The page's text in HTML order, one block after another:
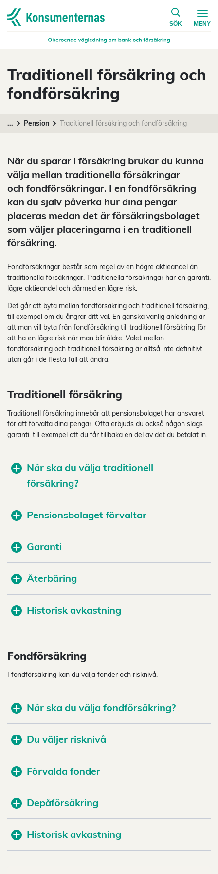
Navigera till startsidan
SÖK
på
MENY
Traditionell försäkring och
fondförsäkring
... Pension Traditionell försäkring och fondförsäkring
När du sparar i försäkring brukar du kunna
välja mellan traditionella försäkringar
och fondförsäkringar. I en fondförsäkring
kan du själv påverka hur dina pengar
placeras medan det är försäkringsbolaget
som väljer placeringarna i en traditionell
försäkring.
Fondförsäkringar består som regel av en högre aktieandel än
traditionella försäkringar. Traditionella försäkringar har en garanti,
lägre aktieandel och därmed en lägre risk.
Det går att byta mellan fondförsäkring och traditionell försäkring,
till exempel om du ångrar ditt val. En ganska vanlig anledning är
att man vill byta från fondförsäkring till traditionell försäkring för
att ha en lägre risk när man blir äldre. Valet mellan
fondförsäkring och traditionell försäkring är alltså inte definitivt
utan går i de flesta fall att ändra.
Traditionell försäkring
Traditionell försäkring innebär att pensionsbolaget har ansvaret
för att förvalta dina pengar. Ofta erbjuds du också någon slags
garanti, till exempel att du får tillbaka en del av det du betalat in.
När ska du välja traditionell
försäkring?
Pensionsbolaget förvaltar
Garanti
Återbäring
Historisk avkastning
Fondförsäkring
I fondförsäkring kan du välja fonder och risknivå.
När ska du välja fondförsäkring?
Du väljer risknivå
Förvalda fonder
Depåförsäkring
Historisk avkastning